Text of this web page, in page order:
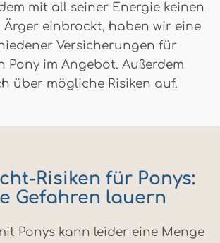
mit all seiner Energie keinen
Ärger einbrockt, haben wir eine
Versicherungen für
Pony im Angebot. Außerdem
über mögliche Risiken auf.
Risiken für Ponys:
Gefahren lauern
Ponys kann leider eine Menge